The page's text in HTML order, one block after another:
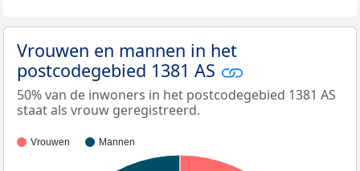
Vrouwen en mannen in het
postcodegebied 1381 AS
50% van de inwoners in het postcodegebied 1381 AS
staat als vrouw geregistreerd.
Vrouwen Mannen